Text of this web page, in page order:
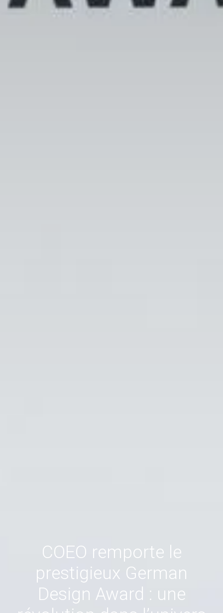
COEO remporte le
prestigieux German
Design Award : une